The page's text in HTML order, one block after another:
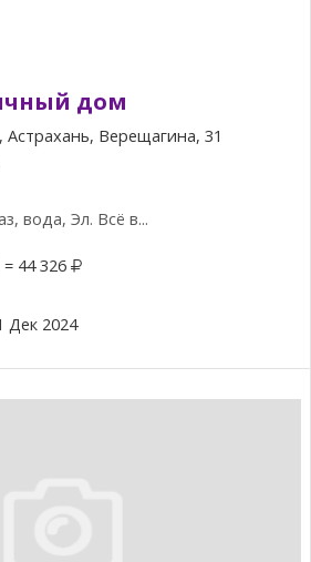
дом
Астрахань, Верещагина, 31
вода, Эл. Всё в...
= 44 326
Дек 2024